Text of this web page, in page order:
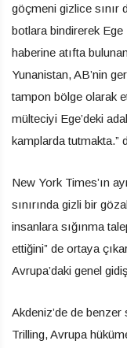
göçmeni gizlice sınır
botlara bindirerek Ege
haberine atıfta
Yunanistan, AB’nin
tampon bölge olarak
mülteciyi Ege’deki
kamplarda tutmakta.”
New York Times’ın
sınırında gizli bir
insanlara sığınma
ettiğini” de ortaya
Avrupa’daki genel
Akdeniz’de de benzer
Trilling, Avrupa